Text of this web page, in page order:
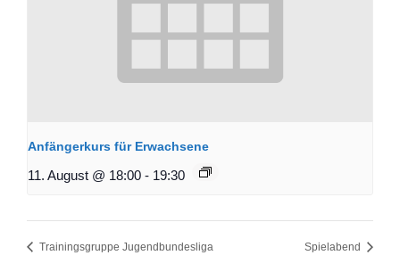
Anfängerkurs für Erwachsene
11. August @ 18:00 - 19:30
Trainingsgruppe Jugendbundesliga Spielabend